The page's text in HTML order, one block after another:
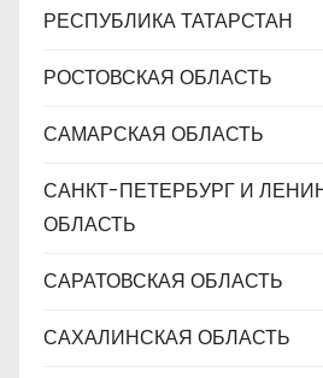
РЕСПУБЛИКА ТАТАРСТАН
РОСТОВСКАЯ ОБЛАСТЬ
САМАРСКАЯ ОБЛАСТЬ
САНКТ-ПЕТЕРБУРГ И
ОБЛАСТЬ
САРАТОВСКАЯ ОБЛАСТЬ
САХАЛИНСКАЯ ОБЛАСТЬ